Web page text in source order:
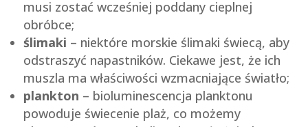
musi zostać wcześniej poddany cieplnej
obróbce;
ślimaki – niektóre morskie ślimaki świecą, aby
odstraszyć napastników. Ciekawe jest, że ich
muszla ma właściwości wzmacniające światło;
plankton – bioluminescencja planktonu
powoduje świecenie plaż, co możemy